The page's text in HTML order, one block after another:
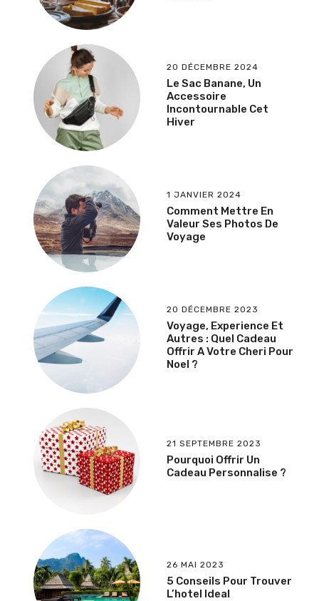
20 DÉCEMBRE 2024
Le Sac Banane, Un
Accessoire
Incontournable Cet
Hiver
1 JANVIER 2024
Comment Mettre En
Valeur Ses Photos De
Voyage
20 DÉCEMBRE 2023
Voyage, Experience Et
Autres : Quel Cadeau
Offrir A Votre Cheri Pour
Noel ?
21 SEPTEMBRE 2023
Pourquoi Offrir Un
Cadeau Personnalise ?
26 MAI 2023
5 Conseils Pour Trouver
L’hotel Ideal